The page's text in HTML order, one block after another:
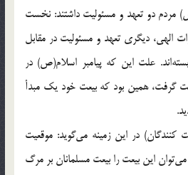
مردم دو تعهد و مسئولیت داشتند: نخست
الهی، دیگری تعهد و مسئولیت در مقابل
علت این که پیامبر اسلام(ص) در
گرفت، همین بود که بیعت خود یک مبدأ
در این زمینه می‌گوید: موقعیت
این بیعت را بیعت مسلمانان بر مرگ